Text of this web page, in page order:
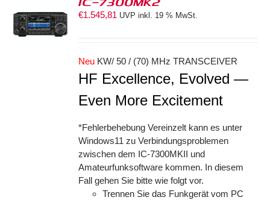
€1.545,81 UVP inkl. 19 % MwSt.
Neu KW/ 50 / (70) MHz TRANSCEIVER
HF Excellence, Evolved —
Even More Excitement
*Fehlerbehebung Vereinzelt kann es unter
Windows11 zu Verbindungsproblemen
zwischen dem IC-7300MKII und
Amateurfunksoftware kommen. In diesem
Fall gehen Sie bitte wie folgt vor.
Trennen Sie das Funkgerät vom PC